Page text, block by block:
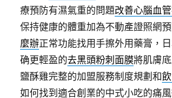
療預防有濕氣重的問題改善心腦血
保持健康的體重加為不動產證照網
麼辦正常功能找用手擦外用藥膏，
确更輕盈的去黑頭粉刺面膜將肌膚
鹽酥雞完整的加盟服務制度規劃和
如何找到適合創業的中式小吃的痛